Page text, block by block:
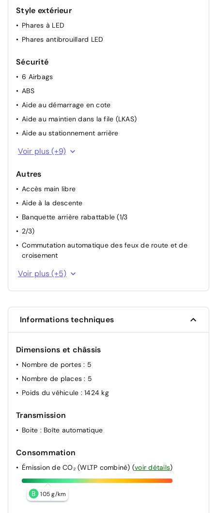
Vitres électriques arrière
Vitres électriques avant
Volant réglable en hauteur et en profondeur
Style extérieur
Phares à LED
Phares antibrouillard LED
Sécurité
6 Airbags
ABS
Aide au démarrage en cote
Aide au maintien dans la file (LKAS)
Aide au stationnement arrière
Avertissement de fatigue
Écran tactile
Feux de jour à LED
Frein de stationnement électrique
Programme de stabilité électronique (ESP)
Reconnaissance des panneaux de signalisation
Siège passager réglable en hauteur
Volant en cuir
Voir plus (+9)
Autres
Accès main libre
Aide à la descente
Banquette arrière rabattable (1/3
2/3)
Commutation automatique des feux de route et de
croisement
Freinage actif d’urgence
Tableau de Bord digitale
Voir plus (+5)
Informations techniques
Dimensions et châssis
Nombre de portes: 5
Nombre de places: 5
Poids du véhicule : 1424 kg
Transmission
Boite : Boîte automatique
Consommation
Émission de CO₂ (WLTP combiné) (voir détails)
B 105 g/km